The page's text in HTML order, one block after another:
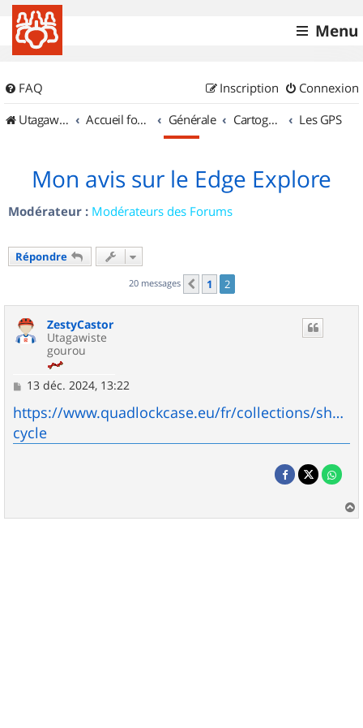
Menu
FAQ Connexion
Inscription
UtagawaVTT (Randos VTT et VTTAE avec traces GPS)
Accueil forum Générale Cartographie et GPS Les GPS
Mon avis sur le Edge Explore
Modérateur : Modérateurs des Forums
Répondre
20 messages Précédent
1 2
ZestyCastor
Utagawiste
gourou
M
s
s
a
g
13 déc. 2024, 13:22
https://www.quadlockcase.eu/fr/collections/shop-
cycle
a